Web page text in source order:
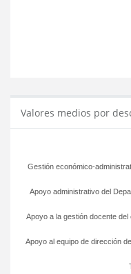
Valores medios por
Apoyo al equipo de dirección
Apoyo a la gestión docente del
Apoyo administrativo del
Gestión económico-